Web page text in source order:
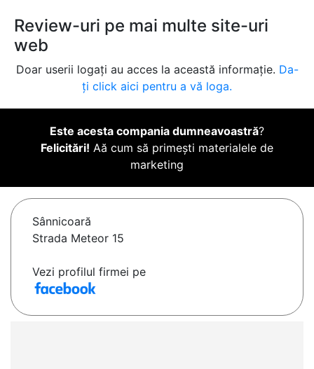
Review-uri pe mai multe site-uri
web
Doar userii logați au acces la această informație. Da-
ți click aici pentru a vă loga.
Este acesta compania dumneavoastră?
Felicitări! Aă cum să primești materialele de
marketing
Sânnicoară
Strada Meteor 15
Vezi profilul firmei pe